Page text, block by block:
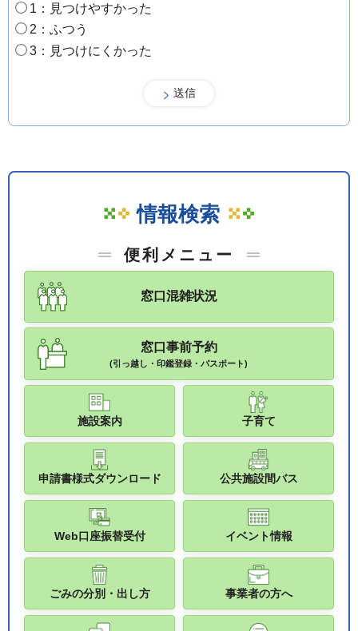
1：見つけやすかった
2：ふつう
3：見つけにくかった
情報検索
便利メニュー
窓口混雑状況
窓口事前予約
(引っ越し・印鑑登録・パスポート)
施設案内 子育て
申請書様式ダウンロード 公共施設間バス
Web口座振替受付 イベント情報
ごみの分別・出し方 事業者の方へ